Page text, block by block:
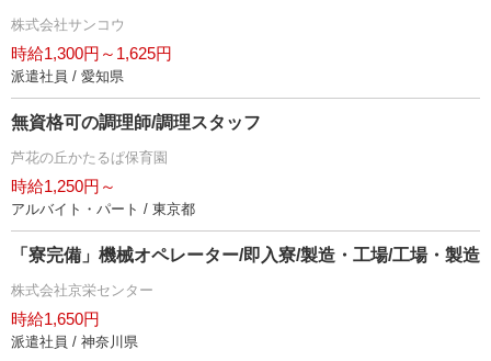
株式会社サンコウ
時給1,300円～1,625円
派遣社員 / 愛知県
無資格可の調理師/調理スタッフ
芦花の丘かたるぱ保育園
時給1,250円～
アルバイト・パート / 東京都
「寮完備」機械オペレーター/即入寮/製造・工場/工場・製造
株式会社京栄センター
時給1,650円
派遣社員 / 神奈川県